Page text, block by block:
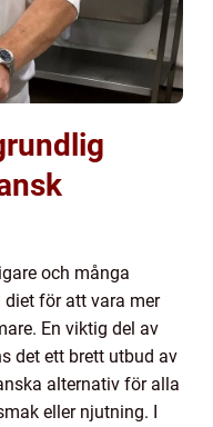
och många
för att vara mer
En viktig del av
det ett brett utbud av
alternativ för alla
eller njutning. I